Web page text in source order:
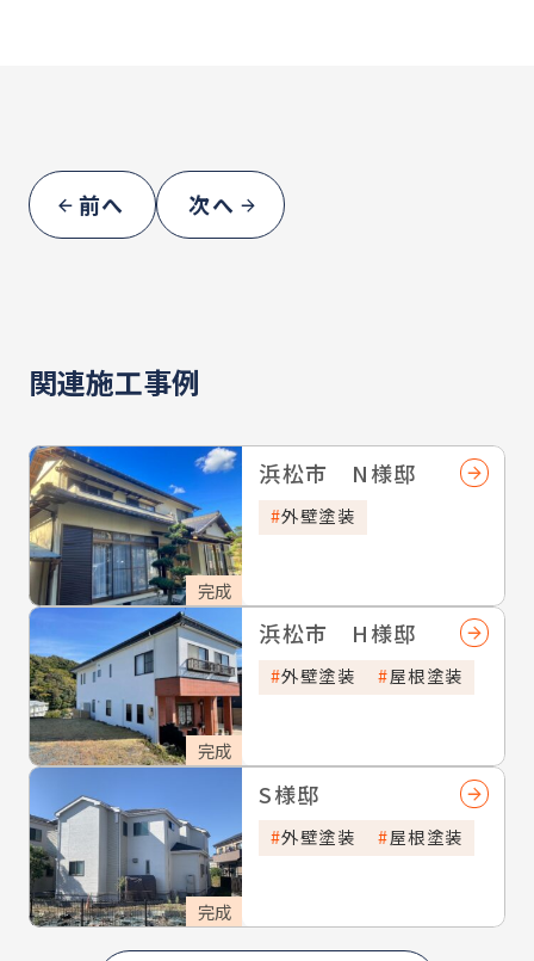
前へ 次へ
関連施工事例
完成
浜松市 N様邸
外壁塗装
完成
浜松市 H様邸
外壁塗装 屋根塗装
完成
S様邸
外壁塗装 屋根塗装